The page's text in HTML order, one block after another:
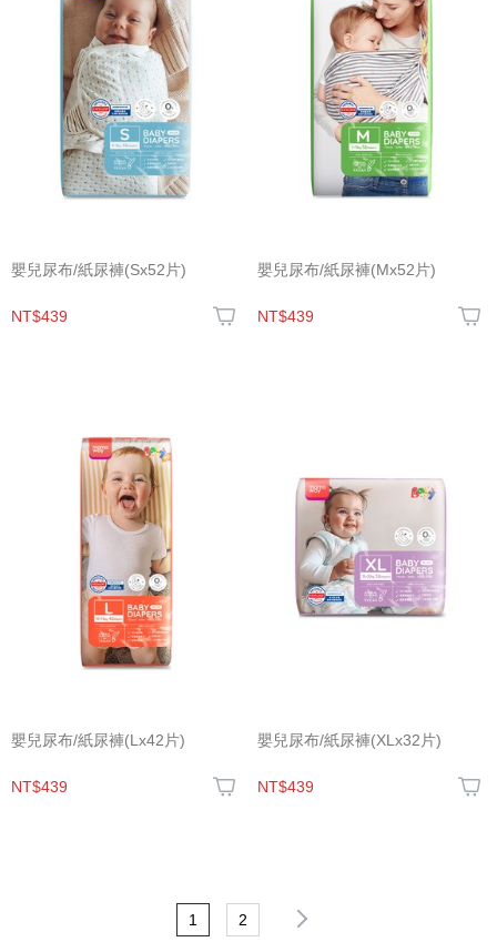
嬰兒尿布/紙尿褲(Sx52片)
NT$439
嬰兒尿布/紙尿褲(Mx52片)
NT$439
嬰兒尿布/紙尿褲(Lx42片)
NT$439
嬰兒尿布/紙尿褲(XLx32片)
NT$439
1 2